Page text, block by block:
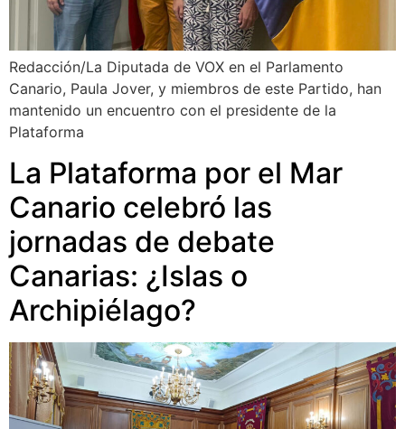
Redacción/La Diputada de VOX en el Parlamento
Canario, Paula Jover, y miembros de este Partido, han
mantenido un encuentro con el presidente de la
Plataforma
La Plataforma por el Mar
Canario celebró las
jornadas de debate
Canarias: ¿Islas o
Archipiélago?